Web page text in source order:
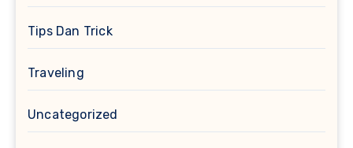
Tips Dan Trick
Traveling
Uncategorized